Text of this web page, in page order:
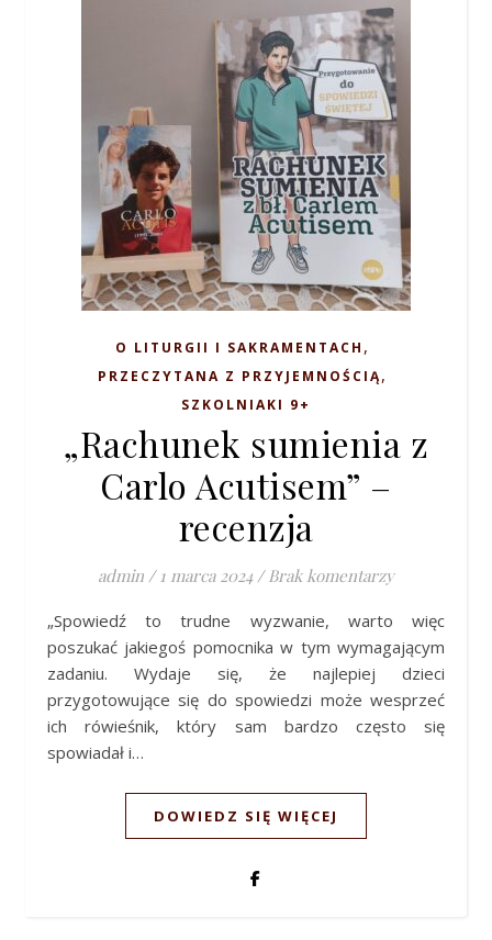
O LITURGII I SAKRAMENTACH ,
PRZECZYTANA Z PRZYJEMNOŚCIĄ,
SZKOLNIAKI 9+
„Rachunek sumienia z
Carlo Acutisem” –
recenzja
admin / 1 marca 2024 / Brak komentarzy
„Spowiedź to trudne wyzwanie, warto więc
poszukać jakiegoś pomocnika w tym wymagającym
zadaniu. Wydaje się, że najlepiej dzieci
przygotowujące się do spowiedzi może wesprzeć
ich rówieśnik, który sam bardzo często się
spowiadał i…
DOWIEDZ SIĘ WIĘCEJ